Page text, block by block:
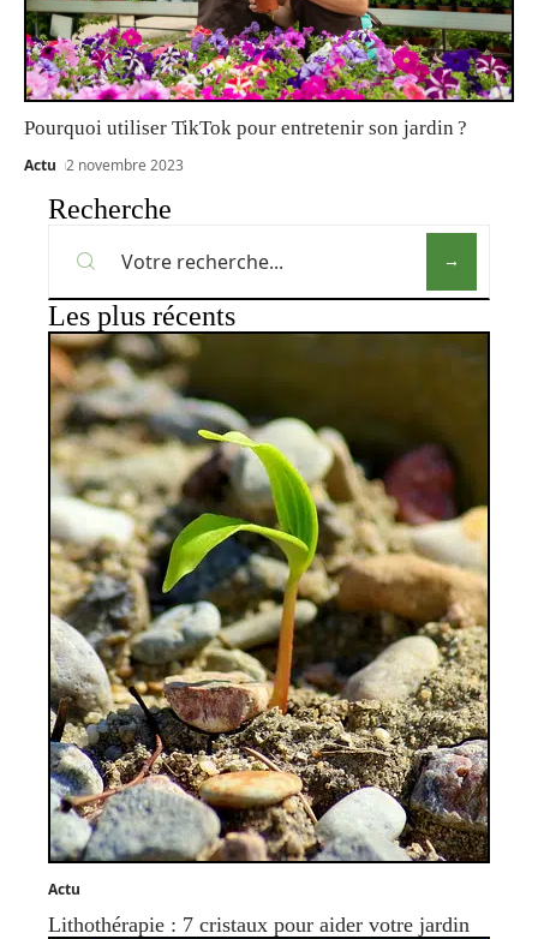
Pourquoi utiliser TikTok pour entretenir son jardin ?
Actu 2 novembre 2023
Recherche
Les plus récents
Actu
Lithothérapie : 7 cristaux pour aider votre jardin